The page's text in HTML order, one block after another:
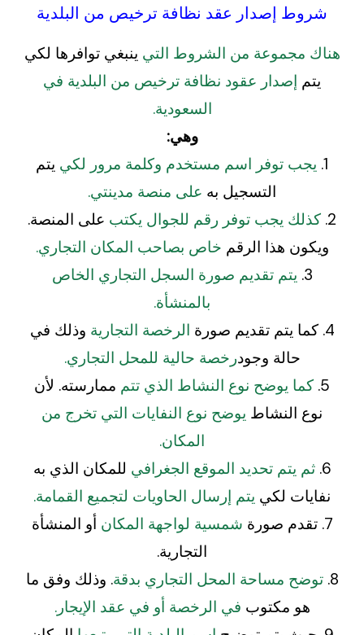
شروط إصدار عقد نظافة ترخيص من البلدية
هناك مجموعة من الشروط التي ينبغي توافرها لكي
يتم إصدار عقود نظافة ترخيص من البلدية في
السعودية.
وهي:
1. يجب توفر اسم مستخدم وكلمة مرور لكي يتم
التسجيل به على منصة مدينتي.
2. كذلك يجب توفر رقم للجوال يكتب على المنصة.
ويكون هذا الرقم خاص بصاحب المكان التجاري.
3. يتم تقديم صورة السجل التجاري الخاص
بالمنشأة.
4. كما يتم تقديم صورة
الرخصة التجارية وذلك في
حالة وجودرخصة حالية للمحل التجاري.
5. كما يوضح نوع النشاط الذي تتم ممارسته. لأن
نوع النشاط يوضح نوع النفايات التي تخرج من
المكان.
6. ثم يتم تحديد الموقع الجغرافي للمكان الذي به
نفايات لكي يتم إرسال الحاويات لتجميع القمامة.
7. تقدم صورة
شمسية لواجهة المكان أو المنشأة
التجارية.
8. توضح مساحة المحل التجاري بدقة. وذلك وفق ما
هو مكتوب في الرخصة أو في عقد الإيجار.